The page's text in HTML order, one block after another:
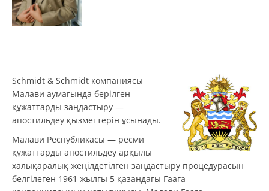
Schmidt & Schmidt компаниясы
Малави аумағында берілген
құжаттарды заңдастыру —
апостильдеу қызметтерін ұсынады.
Малави Республикасы — ресми
құжаттарды апостильдеу арқылы
халықаралық жеңілдетілген заңдастыру процедурасын
белгілеген 1961 жылғы 5 қазандағы Гаага